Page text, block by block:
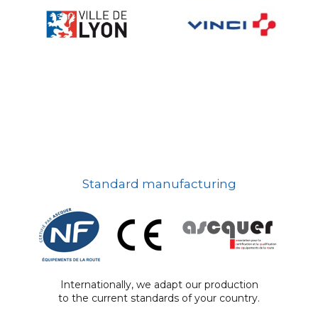
Standard manufacturing
Internationally, we adapt our production
to the current standards of your country.